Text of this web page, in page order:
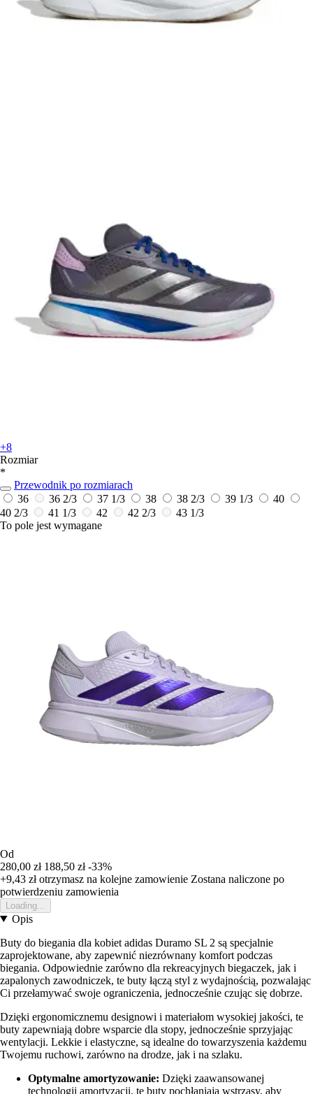
+8
Rozmiar
*
Przewodnik po rozmiarach
36
36 2/3 37 1/3 38 38 2/3 39 1/3
40
40 2/3
41 1/3 42 42 2/3
43 1/3
To pole jest wymagane
Od
280,00 zł 188,50 zł -33%
+9,43 złotrzymasz na kolejne zamowienie Zostana naliczone po
potwierdzeniu zamowienia
Loading...
Opis
Buty do biegania dla kobiet adidas Duramo SL 2 są specjalnie
zaprojektowane, aby zapewnić niezrównany komfort podczas
biegania. Odpowiednie zarówno dla rekreacyjnych biegaczek, jak i
zapalonych zawodniczek, te buty łączą styl z wydajnością, pozwalając
Ci przełamywać swoje ograniczenia, jednocześnie czując się dobrze.
Dzięki ergonomicznemu designowi i materiałom wysokiej jakości, te
buty zapewniają dobre wsparcie dla stopy, jednocześnie sprzyjając
wentylacji. Lekkie i elastyczne, są idealne do towarzyszenia każdemu
Twojemu ruchowi, zarówno na drodze, jak i na szlaku.
Optymalne amortyzowanie: Dzięki zaawansowanej
technologii amortyzacji, te buty pochłaniają wstrząsy, aby